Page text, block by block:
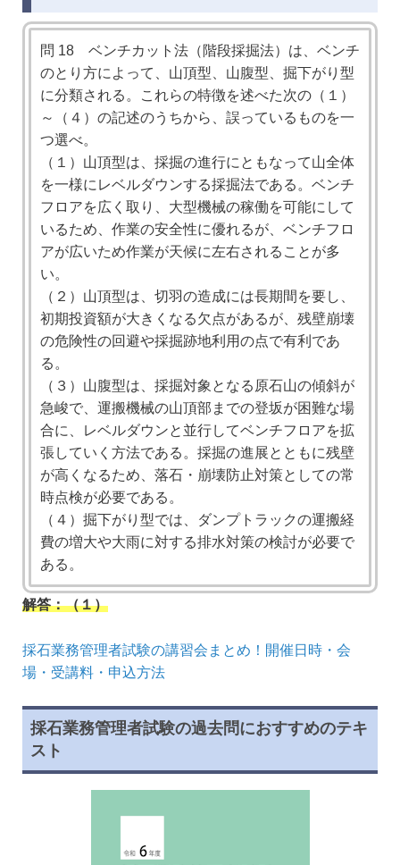
問 18 ベンチカット法（階段採掘法）は、ベンチ
のとり方によって、山頂型、山腹型、掘下がり型
に分類される。これらの特徴を述べた次の（１）
～（４）の記述のうちから、誤っているものを一
つ選べ。
（１）山頂型は、採掘の進行にともなって山全体
を一様にレベルダウンする採掘法である。ベンチ
フロアを広く取り、大型機械の稼働を可能にして
いるため、作業の安全性に優れるが、ベンチフロ
アが広いため作業が天候に左右されることが多
い。
（２）山頂型は、切羽の造成には長期間を要し、
初期投資額が大きくなる欠点があるが、残壁崩壊
の危険性の回避や採掘跡地利用の点で有利であ
る。
（３）山腹型は、採掘対象となる原石山の傾斜が
急峻で、運搬機械の山頂部までの登坂が困難な場
合に、レベルダウンと並行してベンチフロアを拡
張していく方法である。採掘の進展とともに残壁
が高くなるため、落石・崩壊防止対策としての常
時点検が必要である。
（４）掘下がり型では、ダンプトラックの運搬経
費の増大や大雨に対する排水対策の検討が必要で
ある。
解答：（１）
採石業務管理者試験の講習会まとめ！開催日時・会
場・受講料・申込方法
採石業務管理者試験の過去問におすすめのテキ
スト